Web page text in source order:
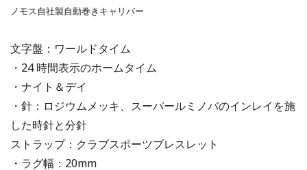
ノモス自社製自動巻きキャリバー
文字盤：ワールドタイム
・24 時間表示のホームタイム
・ナイト＆デイ
・針：ロジウムメッキ、スーパールミノバのインレイを施
した時針と分針
ストラップ：クラブスポーツブレスレット
・ラグ幅：20mm